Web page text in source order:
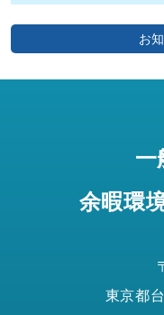
お
一
余暇環
東京都